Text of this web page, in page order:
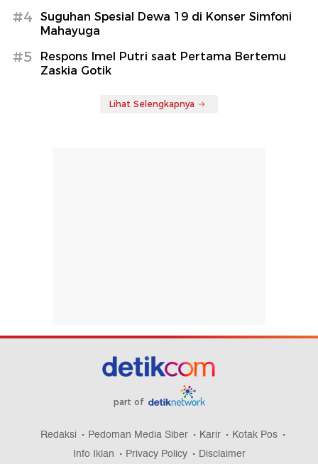
#4
Suguhan Spesial Dewa 19 di Konser Simfoni
Mahayuga
#5
Respons Imel Putri saat Pertama Bertemu
Zaskia Gotik
Lihat Selengkapnya
part of
Redaksi Pedoman Media Siber Karir
Kotak Pos
Info Iklan
Privacy Policy Disclaimer